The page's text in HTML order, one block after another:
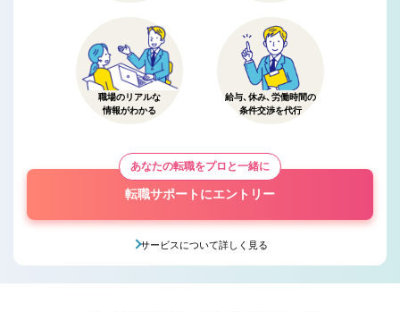
職場のリアルな
情報がわかる
給与、休み、労働時間の
条件交渉を代行
あなたの転職をプロと一緒に
転職サポートにエントリー
サービスについて詳しく見る